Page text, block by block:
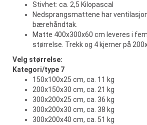
Stivhet: ca. 2,5 Kilopascal
Nedsprangsmattene har
bærehåndtak.
Matte 400x300x60 cm leveres i
størrelse. Trekk og 4 kjerner på
Velg størrelse:
Kategori/type 7
150x100x25 cm, ca. 11 kg
200x150x30 cm, ca. 21 kg
300x200x25 cm, ca. 36 kg
300x200x30 cm, ca. 38 kg
300x200x40 cm, ca. 51 kg